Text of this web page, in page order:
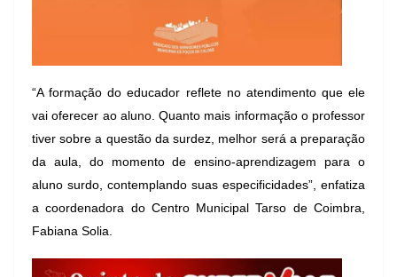
“A formação do educador reflete no atendimento que ele
vai oferecer ao aluno. Quanto mais informação o professor
tiver sobre a questão da surdez, melhor será a preparação
da aula, do momento de ensino-aprendizagem para o
aluno surdo, contemplando suas especificidades”, enfatiza
a coordenadora do Centro Municipal Tarso de Coimbra,
Fabiana Solia.